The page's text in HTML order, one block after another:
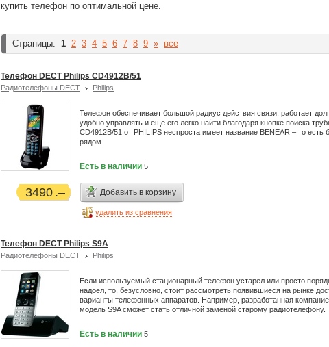
купить телефон по оптимальной цене.
Страницы: 1 2 3 4 5 6 7 8 9 » все
Телефон DECT Philips CD4912B/51
Радиотелефоны DECT Philips
Телефон обеспечивает большой радиус действия связи, работает
удобно управлять и еще его легко найти благодаря кнопке поиска
CD4912B/51 от PHILIPS неспроста имеет название BENEAR – то есть
рядом.
Есть в наличии 5
3490 Добавить в корзину
удалить из сравнения
Телефон DECT Philips S9A
Радиотелефоны DECT Philips
Если используемый стационарный телефон устарел или просто
надоел, то, безусловно, стоит рассмотреть появившиеся на рынке
варианты телефонных аппаратов. Например, разработанная
модель S9A сможет стать отличной заменой старому радиотелефону.
Есть в наличии 5